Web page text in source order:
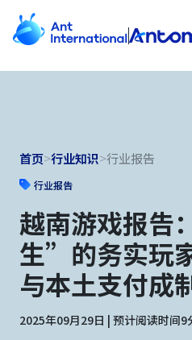
首页>行业知识>行业报告
行业报告
越南游戏报告
生”的务实玩
与本土支付成
2025年09月29日 | 预计阅读时间9